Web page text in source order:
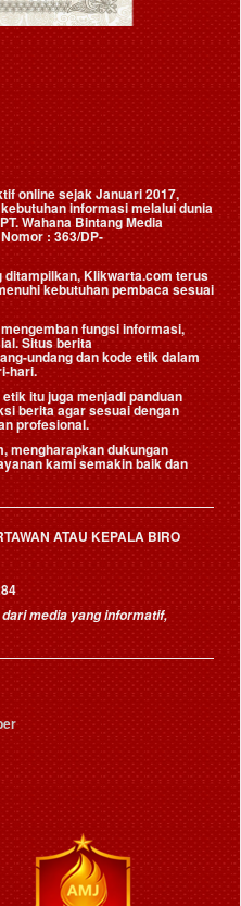
online sejak Januari 2017,
informasi melalui dunia
PT. Wahana Bintang Media
: 363/DP-
Klikwarta.com terus
kebutuhan pembaca sesuai
fungsi informasi,
Situs berita
undang dan kode etik dalam
hari.
itu juga menjadi panduan
berita agar sesuai dengan
profesional.
mengharapkan dukungan
kami semakin baik dan
ATAU KEPALA BIRO
media yang informatif,